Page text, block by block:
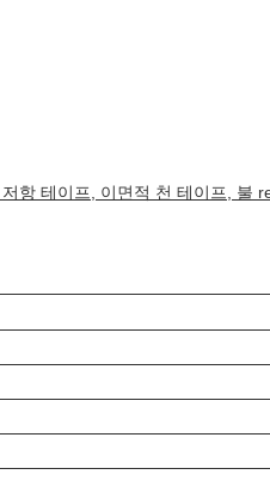
항 테이프, 이면적 천 테이프,